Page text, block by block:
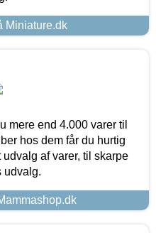
Miniature.dk
mere end 4.000 varer til
hos dem får du hurtig
af varer, til skarpe
udvalg.